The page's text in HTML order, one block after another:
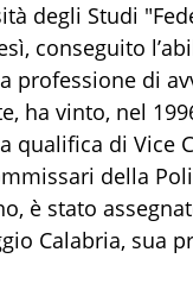
degli Studi
conseguito
professione di
ha vinto, nel
qualifica di Vice
della
è stato
Calabria, sua